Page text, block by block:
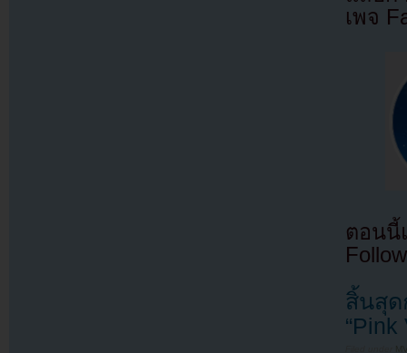
เพจ
ตอนนี้
สิ้นสุด
“Pink